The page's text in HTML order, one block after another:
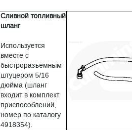
Сливной топливный
шланг
Используется
вместе с
быстроразъемным
штуцером 5/16
дюйма (шланг
входит в комплект
приспособлений,
номер по каталогу
4918354).